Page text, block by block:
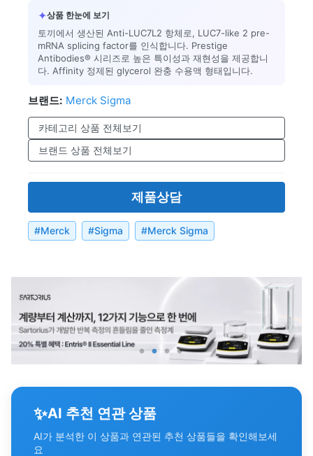
✦상품 한눈에 보기
토끼에서 생산된 Anti-LUC7L2 항체로, LUC7-like 2 pre-
mRNA splicing factor를 인식합니다. Prestige
Antibodies® 시리즈로 높은 특이성과 재현성을 제공합니
다. Affinity 정제된 glycerol 완충 수용액 형태입니다.
브랜드: Merck Sigma
카테고리 상품 전체보기
브랜드 상품 전체보기
제품상담
#Merck #Sigma #Merck Sigma
✨AI 추천 연관 상품
AI가 분석한 이 상품과 연관된 추천 상품들을 확인해보세
요